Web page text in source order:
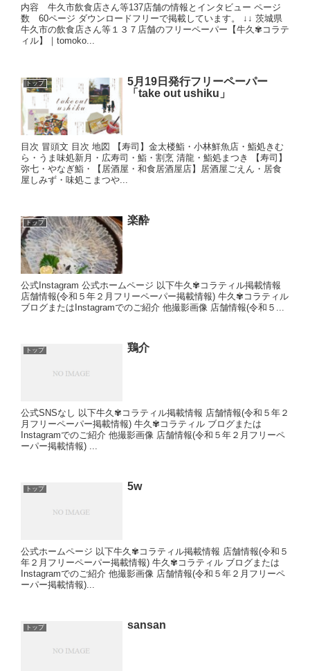
内容 牛久市飲食店さん等137店舗の情報とインタビュー ページ
数 60ページ ダウンロードフリーで掲載しています。 ↓↓ 茨城県
牛久市の飲食店さん等１３７店舗のフリーペーパー【牛久✾コラテ
ィル】｜tomoko...
トップ
5月19日発行フリーペーパー
「take out ushiku」
目次 冒頭文 目次 地図 【寿司】金太楼鮨・小林鮮魚店・鮨処きむ
ら・うま味処新月・広寿司・鮨・割烹 清龍・鮨処まつき 【寿司】
弥七・やなぎ鮨・【居酒屋・和食居酒屋店】居酒屋ごえん・居食
屋しみず・味処こまつや...
トップ 楽酔
公式Instagram 公式ホームページ 以下牛久✾コラティル掲載情報
店舗情報(令和５年２月フリーペーパー掲載情報) 牛久✾コラティル
ブログまたはInstagramでのご紹介 他撮影画像 店舗情報(令和５...
トップ 鶏介
公式SNSなし 以下牛久✾コラティル掲載情報 店舗情報(令和５年２
月フリーペーパー掲載情報) 牛久✾コラティル ブログまたは
Instagramでのご紹介 他撮影画像 店舗情報(令和５年２月フリーペ
ーパー掲載情報) ...
トップ 5w
公式ホームページ 以下牛久✾コラティル掲載情報 店舗情報(令和５
年２月フリーペーパー掲載情報) 牛久✾コラティル ブログまたは
Instagramでのご紹介 他撮影画像 店舗情報(令和５年２月フリーペ
ーパー掲載情報)...
トップ sansan